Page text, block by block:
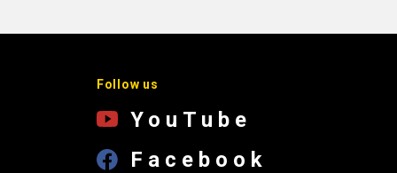
Follow us
YouTube
Facebook